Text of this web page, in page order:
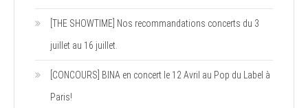
[THE SHOWTIME] Nos recommandations concerts du 3
juillet au 16 juillet.
[CONCOURS] BINA en concert le 12 Avril au Pop du Label à
Paris!